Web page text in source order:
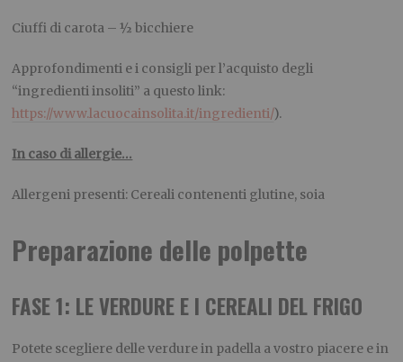
Ciuffi di carota – ½ bicchiere
Approfondimenti e i consigli per l’acquisto degli
“ingredienti insoliti” a questo link:
https://www.lacuocainsolita.it/ingredienti/).
In caso di allergie…
Allergeni presenti: Cereali contenenti glutine, soia
Preparazione delle polpette
FASE 1: LE VERDURE E I CEREALI DEL FRIGO
Potete scegliere delle verdure in padella a vostro piacere e in